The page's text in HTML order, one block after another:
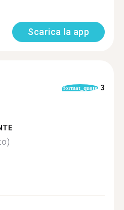
Scarica la app
format_quote 3